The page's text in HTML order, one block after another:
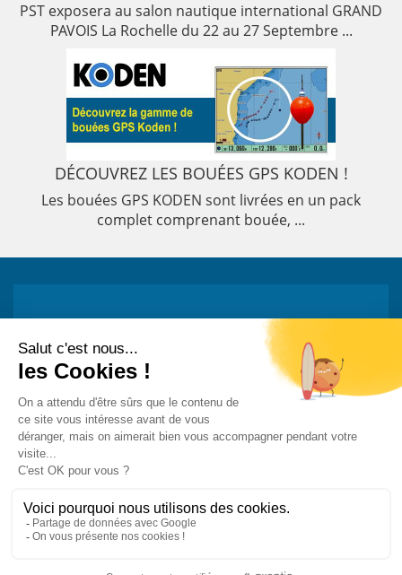
PST exposera au salon nautique international GRAND
PAVOIS La Rochelle du 22 au 27 Septembre ...
DÉCOUVREZ LES BOUÉES GPS KODEN !
Les bouées GPS KODEN sont livrées en un pack
complet comprenant bouée, ...
Abonnez-vous à la newsletter et recevez
toutes les actualités de PST
Mon adresse e-mail est...
Mentions légales-Vie privée